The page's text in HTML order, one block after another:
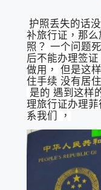
护照丢失的话
补旅行证，那
照？ 一个问题
后不能办理签
做用， 但是这
住手续 没有居
是的 遇到这样
理旅行证办理
系我们 ，